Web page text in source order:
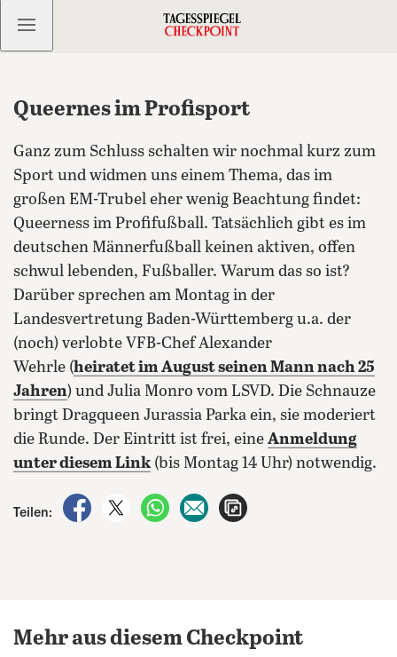
Kostenlos anmelden
Queernes im Profisport
Ganz zum Schluss schalten wir nochmal kurz zum
Sport und widmen uns einem Thema, das im
großen EM-Trubel eher wenig Beachtung findet:
Queerness im Profifußball. Tatsächlich gibt es im
deutschen Männerfußball keinen aktiven, offen
schwul lebenden, Fußballer. Warum das so ist?
Darüber sprechen am Montag in der
Landesvertretung Baden-Württemberg u.a. der
(noch) verlobte VFB-Chef Alexander
Wehrle (heiratet im August seinen Mann nach 25
Jahren) und Julia Monro vom LSVD. Die Schnauze
bringt Dragqueen Jurassia Parka ein, sie moderiert
die Runde. Der Eintritt ist frei, eine Anmeldung
unter diesem Link(bis Montag 14 Uhr) notwendig.
Teilen:
auf Facebook teilen
auf X teilenper WhatsApp teilen
per E-Mail teilen
Mehr aus diesem Checkpoint